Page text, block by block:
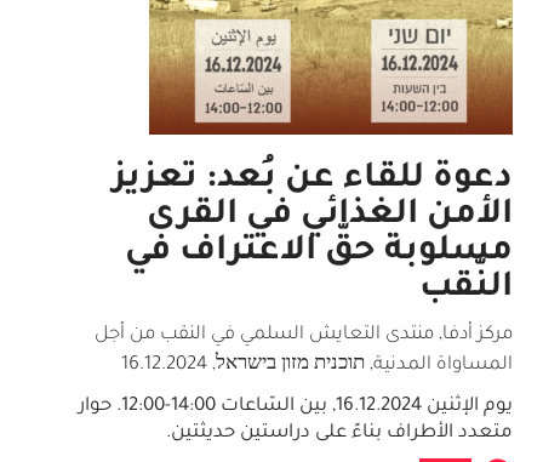
دعوة للقاء عن بُعد: تعزيز
الأمن الغذائي في القرى
مسلوبة حقّ الاعتراف في
النّقب
مركز أدفا, منتدى التعايش السلمي في النقب من أجل
المساواة المدنية, תוכנית מזון בישראל,
16.12.2024
يوم الإثنين 16.12.2024, بين السّاعات 14:00-12:00. حوار
متعدد الأطراف بناءً على دراستين حديثتين.